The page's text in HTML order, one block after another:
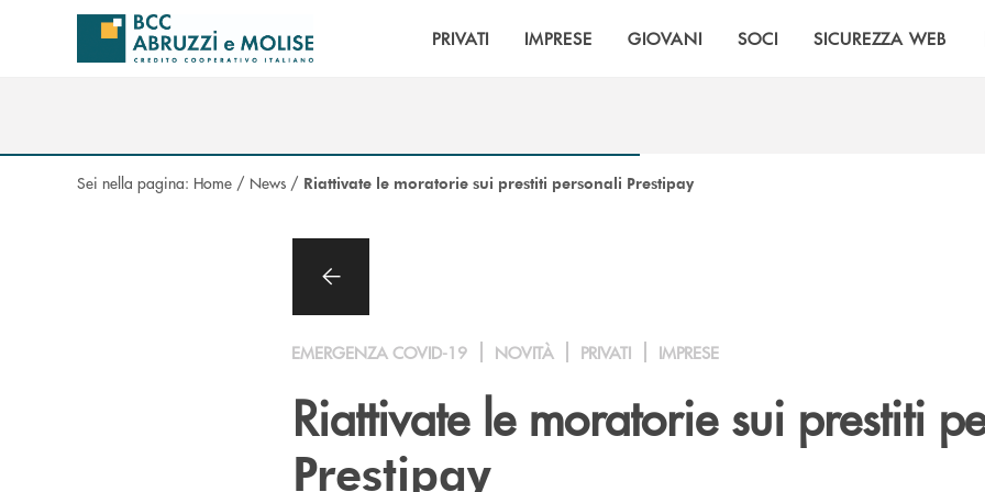
Salta al contenuto principale
PRIVATI IMPRESE GIOVANI SOCI SICUREZZA WEB
Sei nella pagina: Home / News / Riattivate le moratorie sui prestiti personali Prestipay
EMERGENZA COVID-19 NOVITÀ PRIVATI IMPRESE
Riattivate le moratorie sui prestiti
Prestipay